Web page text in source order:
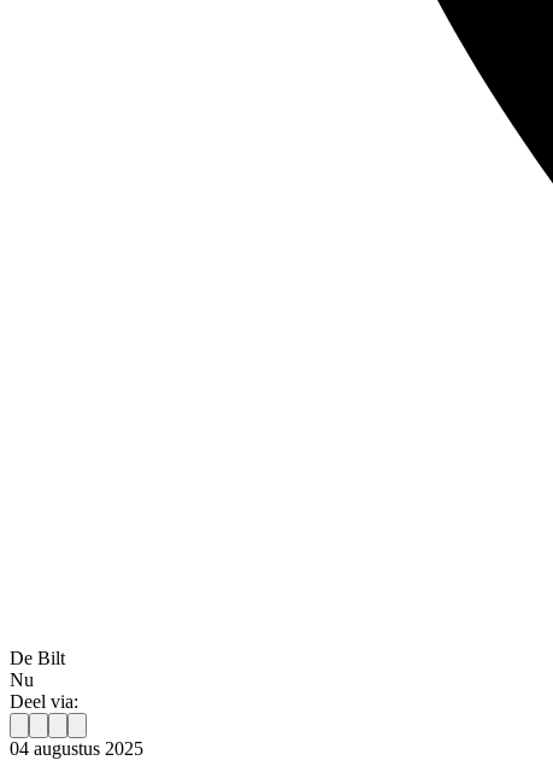
De Bilt
Nu
Deel via:
04 augustus 2025